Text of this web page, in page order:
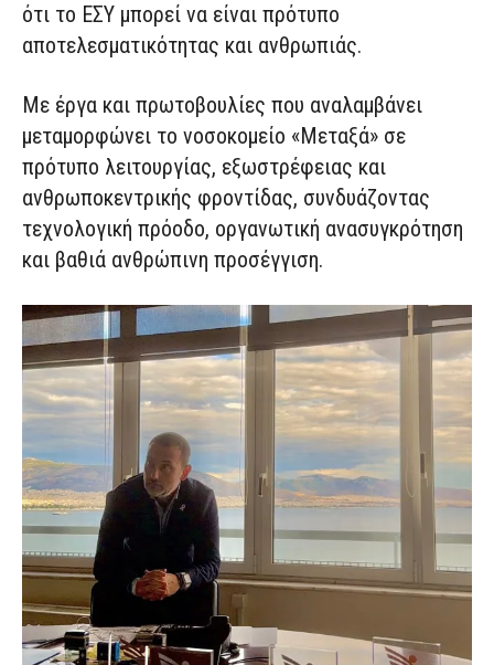
ότι το ΕΣΥ μπορεί να είναι πρότυπο
αποτελεσματικότητας και ανθρωπιάς.
Με έργα και πρωτοβουλίες που αναλαμβάνει
μεταμορφώνει το νοσοκομείο «Μεταξά» σε
πρότυπο λειτουργίας, εξωστρέφειας και
ανθρωποκεντρικής φροντίδας, συνδυάζοντας
τεχνολογική πρόοδο, οργανωτική ανασυγκρότηση
και βαθιά ανθρώπινη προσέγγιση.